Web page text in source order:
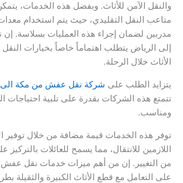
والنقل الآمن للأثاث. وبفضل هذه الخدمات،
متاعب النقل التقليدي، حيث يتم استخدام
مدربين لضمان إجراء هذه العمليات بسلاسة.
إلى الرياض يتطلب اهتماماً خاصاً بخيارات
الأثاث خلال الرحلة.
يتزايد الطلب على شركة نقل عفش من مكة الى
تتمتع هذه الشركات بقدرة على تلبية احتياجات
ومناسب.
توفر هذه الخدمات قيمة مضافة من خلال توفير
اللازمين للانتقال، مما يسمح للعائلات
من التغيير. إن من أهم ميزات خدمات نقل عفش
على التعامل مع قطع الأثاث الكبيرة والثقيلة